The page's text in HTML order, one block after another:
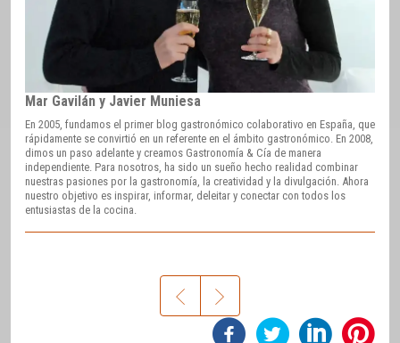
Mar Gavilán y Javier Muniesa
En 2005, fundamos el primer blog gastronómico colaborativo en España, que
rápidamente se convirtió en un referente en el ámbito gastronómico. En 2008,
dimos un paso adelante y creamos Gastronomía & Cía de manera
independiente. Para nosotros, ha sido un sueño hecho realidad combinar
nuestras pasiones por la gastronomía, la creatividad y la divulgación. Ahora
nuestro objetivo es inspirar, informar, deleitar y conectar con todos los
entusiastas de la cocina.